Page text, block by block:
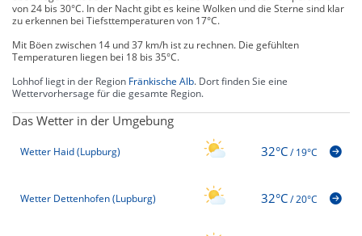
von 24 bis 30°C. In der Nacht gibt es keine Wolken und die Sterne sind klar
zu erkennen bei Tiefsttemperaturen von 17°C.
Mit Böen zwischen 14 und 37 km/h ist zu rechnen. Die gefühlten
Temperaturen liegen bei 18 bis 35°C.
Lohhof liegt in der Region Fränkische Alb. Dort finden Sie eine
Wettervorhersage für die gesamte Region.
Das Wetter in der Umgebung
Wetter Haid (Lupburg) 32°C/19°C
Wetter Dettenhofen (Lupburg) 32°C/20°C